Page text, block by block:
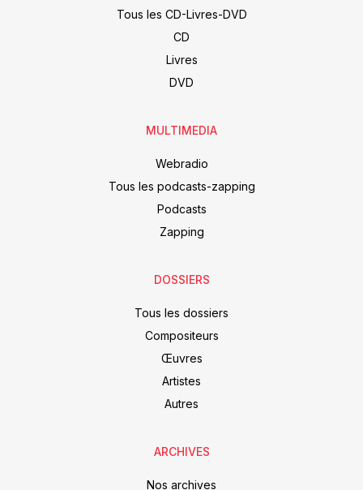
Tous les CD-Livres-DVD
CD
Livres
DVD
MULTIMEDIA
Webradio
Tous les podcasts-zapping
Podcasts
Zapping
DOSSIERS
Tous les dossiers
Compositeurs
Œuvres
Artistes
Autres
ARCHIVES
Nos archives